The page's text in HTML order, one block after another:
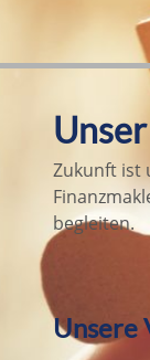
Zukunft ist
begleiten.
Unsere